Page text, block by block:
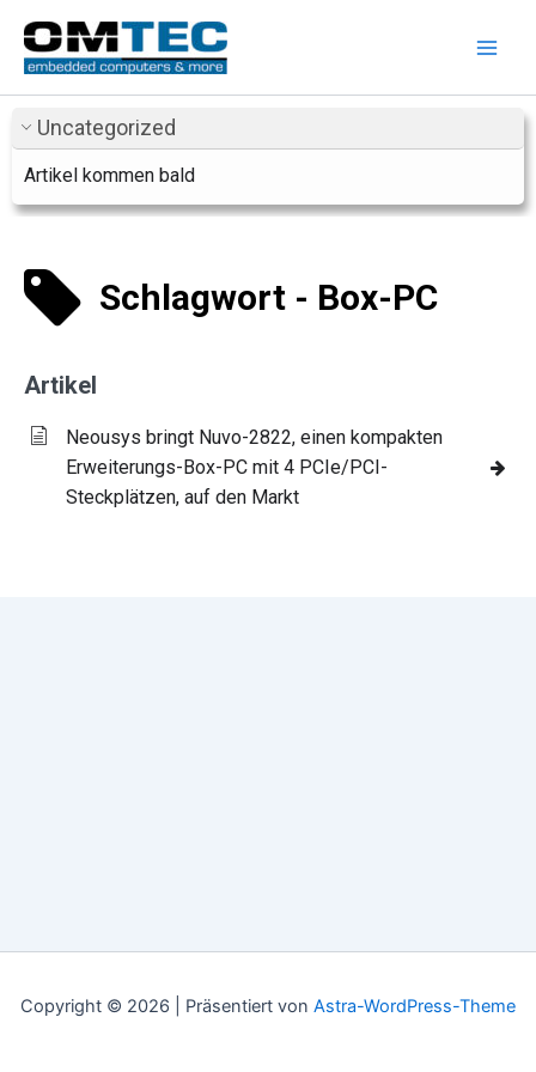
Inhalt
springen
Uncategorized
Artikel kommen bald
Schlagwort - Box-PC
Artikel
Neousys bringt Nuvo-2822, einen kompakten
Erweiterungs-Box-PC mit 4 PCIe/PCI-
Steckplätzen, auf den Markt
Copyright © 2026 | Präsentiert von Astra-WordPress-Theme